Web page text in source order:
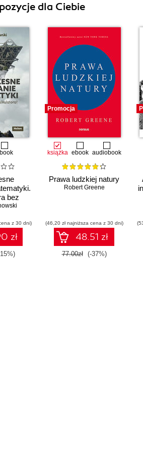
dla Ciebie
bez
z 30 dni)
zł
Promocja
książka ebook audiobook
Prawa ludzkiej natury
Robert Greene
(46,20 zł najniższa cena z 30 dni)
48.51 zł
77.00zł (-37%)